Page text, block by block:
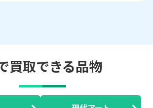
買取できる品物